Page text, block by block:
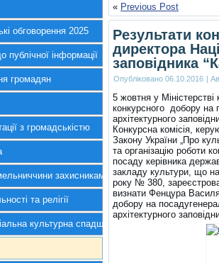
обговорення 2025
публічної інформації
громадян
з громадськістю
захисникам України
та релігії
культурна спадщина
« Previous Post
Результати
директора
заповідника
Опубліковано 06.10.2016 |
5 жовтня у Міністерстві
конкурсного добору на
архітектурного
Конкурсна комісія,
Закону України „Про
та організацію роботи
посаду керівника
закладу культури, що
року № 380,
визнати Фенцура
добору на
архітектурного